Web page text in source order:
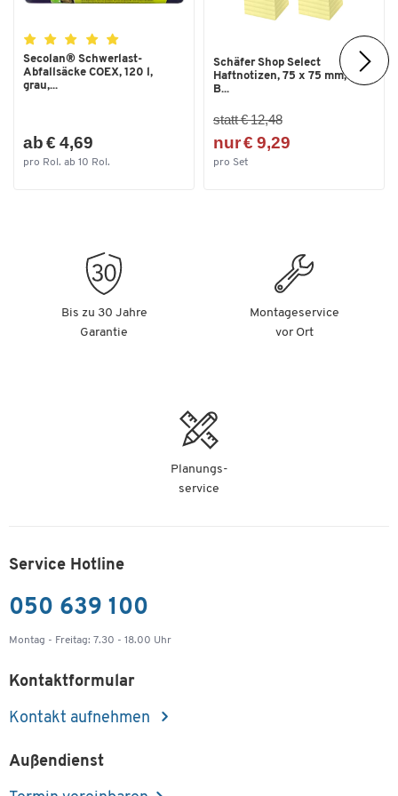
Secolan® Schwerlast-
Abfallsäcke COEX, 120 l,
grau,...
ab € 4,69
pro Rol. ab 10 Rol.
Schäfer Shop Select
Haftnotizen, 75 x 75 mm, 100
B...
statt € 12,48
nur € 9,29
pro Set
Bis zu 30 Jahre
Garantie
Montageservice
vor Ort
Planungs-
service
Service Hotline
050 639 100
Montag - Freitag: 7.30 - 18.00 Uhr
Kontaktformular
Kontakt aufnehmen
Außendienst